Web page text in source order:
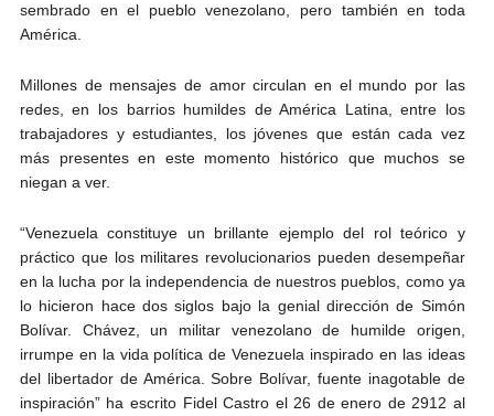
sembrado en el pueblo venezolano, pero también en toda
América.
Millones de mensajes de amor circulan en el mundo por las
redes, en los barrios humildes de América Latina, entre los
trabajadores y estudiantes, los jóvenes que están cada vez
más presentes en este momento histórico que muchos se
niegan a ver.
“Venezuela constituye un brillante ejemplo del rol teórico y
práctico que los militares revolucionarios pueden desempeñar
en la lucha por la independencia de nuestros pueblos, como ya
lo hicieron hace dos siglos bajo la genial dirección de Simón
Bolívar. Chávez, un militar venezolano de humilde origen,
irrumpe en la vida política de Venezuela inspirado en las ideas
del libertador de América. Sobre Bolívar, fuente inagotable de
inspiración” ha escrito Fidel Castro el 26 de enero de 2912 al